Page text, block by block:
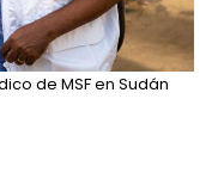
de MSF en Sudán